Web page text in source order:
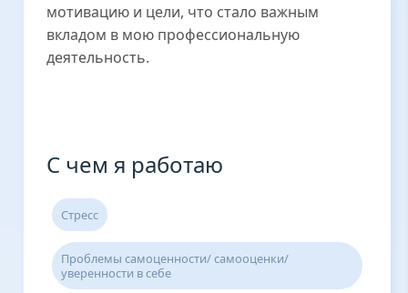
мотивацию и цели, что стало важным
вкладом в мою профессиональную
деятельность.
С чем я работаю
Стресс
Проблемы самоценности/ самооценки/
уверенности в себе